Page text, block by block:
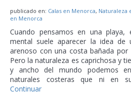
publicado en: Calas en Menorca, Naturaleza
en Menorca
Cuando pensamos en una playa,
mental suele aparecer la idea de
arenoso con una costa bañada por
Pero la naturaleza es caprichosa y
y ancho del mundo podemos
naturales costeras que ni en
Continuar